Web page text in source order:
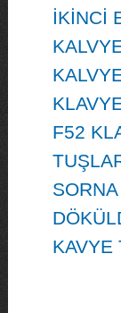
İKİNCİ
F52
KAVYE